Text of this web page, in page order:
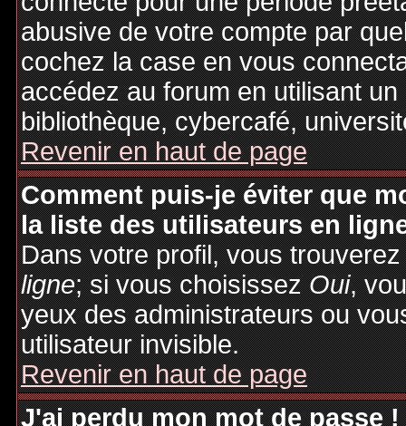
abusive de votre compte par
cochez la case en vous
accédez au forum en utilisant
bibliothèque, cybercafé,
Revenir en haut de page
Comment puis-je éviter que
la liste des utilisateurs en
Dans votre profil, vous
ligne; si vous choisissezOui,
yeux des administrateurs ou
utilisateur invisible.
Revenir en haut de page
J'ai perdu mon mot de passe !